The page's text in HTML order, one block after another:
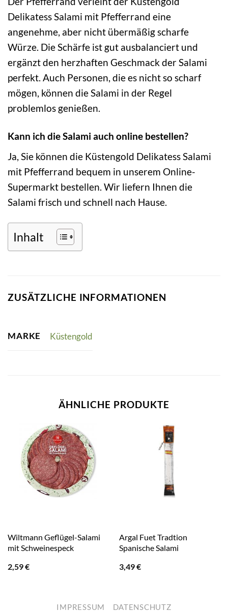
Delikatess Salami mit Pfefferrand eine
angenehme, aber nicht übermäßig scharfe
Würze. Die Schärfe ist gut ausbalanciert und
ergänzt den herzhaften Geschmack der Salami
perfekt. Auch Personen, die es nicht so scharf
mögen, können die Salami in der Regel
problemlos genießen.
Kann ich die Salami auch online bestellen?
Ja, Sie können die Küstengold Delikatess Salami
mit Pfefferrand bequem in unserem Online-
Supermarkt bestellen. Wir liefern Ihnen die
Salami frisch und schnell nach Hause.
Inhalt
ZUSÄTZLICHE INFORMATIONEN
MARKE Küstengold
ÄHNLICHE PRODUKTE
Wiltmann Geflügel-Salami
mit Schweinespeck
2,59€
Argal Fuet Tradtion
Spanische Salami
3,49€
IMPRESSUM DATENSCHUTZ